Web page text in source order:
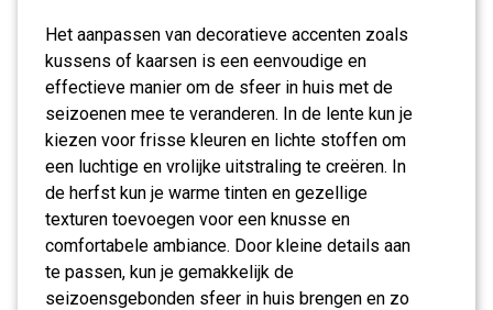
Het aanpassen van decoratieve accenten zoals
kussens of kaarsen is een eenvoudige en
effectieve manier om de sfeer in huis met de
seizoenen mee te veranderen. In de lente kun je
kiezen voor frisse kleuren en lichte stoffen om
een luchtige en vrolijke uitstraling te creëren. In
de herfst kun je warme tinten en gezellige
texturen toevoegen voor een knusse en
comfortabele ambiance. Door kleine details aan
te passen, kun je gemakkelijk de
seizoensgebonden sfeer in huis brengen en zo